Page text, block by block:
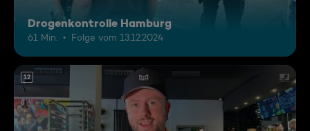
Drogenkontrolle Hamburg
61 Min. Folge vom 13.12.2024
12